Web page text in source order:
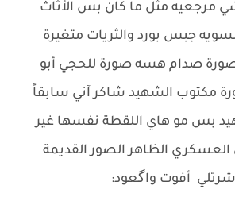
مرجعيه مثل ما كان بس الأثاث
جبس بورد والثريات متغيرة
صدام هسه صورة للحجي أبو
مكتوب الشهيد شاكر آني سابقاً
بس مو هاي اللقطة نفسها غير
الظاهر الصور القديمة
أفوت واگعود: